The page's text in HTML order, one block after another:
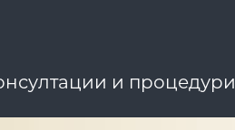
и процедури